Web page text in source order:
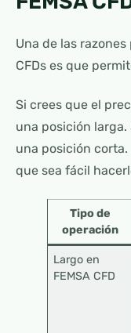
Una de las
CFDs es que
Si crees que el
una posición
una posición
que sea fácil
Tipo de
operación
Largo en
FEMSA CFD